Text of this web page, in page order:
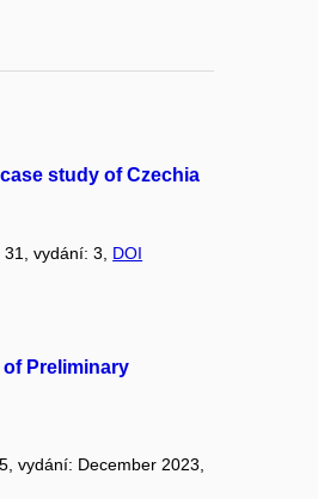
study of Czechia
31, vydání: 3, DOI
Preliminary
vydání: December 2023,